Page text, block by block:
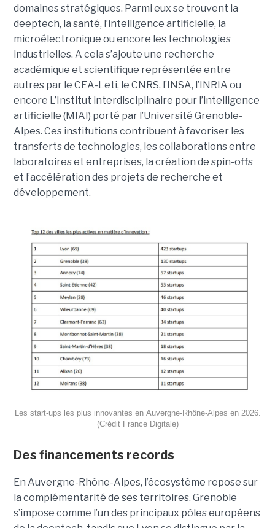
domaines stratégiques. Parmi eux se trouvent la
deeptech, la santé, l’intelligence artificielle, la
microélectronique ou encore les technologies
industrielles. A cela s’ajoute une recherche
académique et scientifique représentée entre
autres par le CEA-Leti, le CNRS, l’INSA, l’INRIA ou
encore L’Institut interdisciplinaire pour l’intelligence
artificielle (MIAI) porté par l’Université Grenoble-
Alpes. Ces institutions contribuent à favoriser les
transferts de technologies, les collaborations entre
laboratoires et entreprises, la création de spin-offs
et l’accélération des projets de recherche et
développement.
Les start-ups les plus innovantes en Auvergne-Rhône-Alpes en 2026.
(Crédit France Digitale)
Des financements records
En Auvergne-Rhône-Alpes, l’écosystème repose sur
la complémentarité de ses territoires. Grenoble
s’impose comme l’un des principaux pôles européens